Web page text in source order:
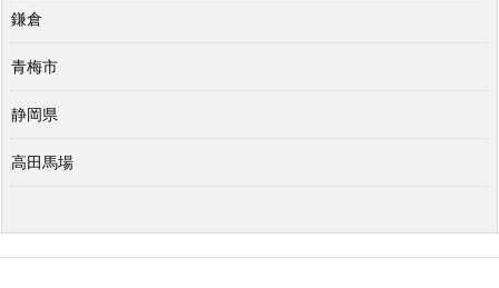
鎌倉
青梅市
静岡県
高田馬場